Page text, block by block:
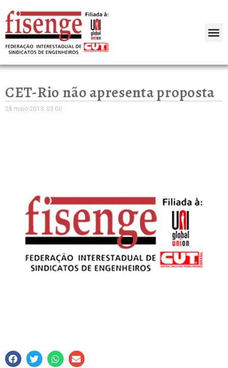
CET-Rio não apresenta proposta
28 maio 2013 03:00